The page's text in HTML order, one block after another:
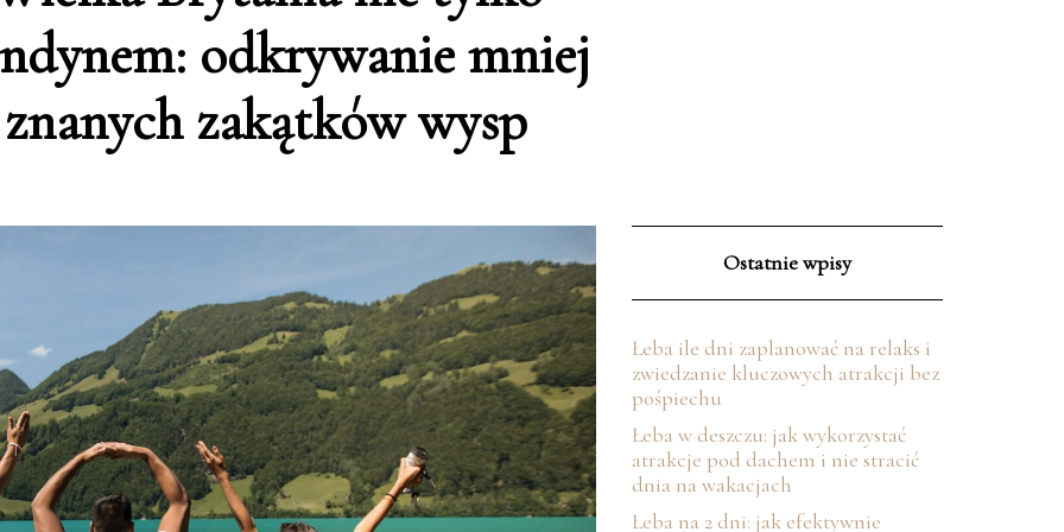
odkrywanie mniej
znanych zakątków wysp
Ostatnie wpisy
Łeba ile dni zaplanować na relaks i
zwiedzanie kluczowych atrakcji bez
pośpiechu
Łeba w deszczu: jak wykorzystać
atrakcje pod dachem i nie stracić
dnia na wakacjach
Łeba na 2 dni: jak efektywnie